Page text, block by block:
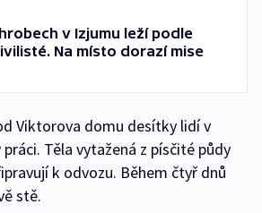
v Izjumu leží podle
Na místo dorazí mise
Viktorova domu desítky lidí v
Těla vytažená z písčité půdy
k odvozu. Během čtyř dnů
stě.